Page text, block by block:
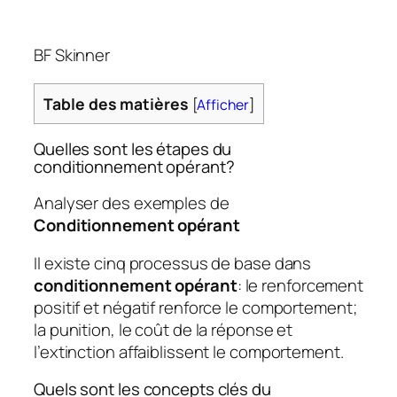
BF Skinner
Table des matières [Afficher]
Quelles sont les étapes du
conditionnement opérant?
Analyser des exemples de
Conditionnement opérant
Il existe cinq processus de base dans
conditionnement opérant: le renforcement
positif et négatif renforce le comportement;
la punition, le coût de la réponse et
l’extinction affaiblissent le comportement.
Quels sont les concepts clés du